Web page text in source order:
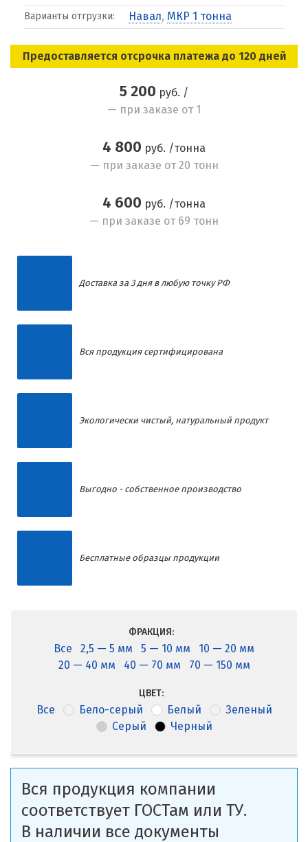
Варианты отгрузки: Навал, МКР 1 тонна
Предоставляется отсрочка платежа до 120 дней
5 200 руб. /
— при заказе от 1
4 800 руб. /тонна
— при заказе от 20 тонн
4 600 руб. /тонна
— при заказе от 69 тонн
Доставка за 3 дня в любую точку РФ
Вся продукция сертифицирована
Экологически чистый, натуральный продукт
Выгодно - собственное производство
Бесплатные образцы продукции
ФРАКЦИЯ:
Все 2,5 — 5 мм 5 — 10 мм
10 — 20 мм
20 — 40 мм
40 — 70 мм 70 — 150 мм
ЦВЕТ:
Все Бело-серый Белый
Зеленый
Серый
Черный
Вся продукция компании
соответствует ГОСТам или ТУ.
В наличии все документы